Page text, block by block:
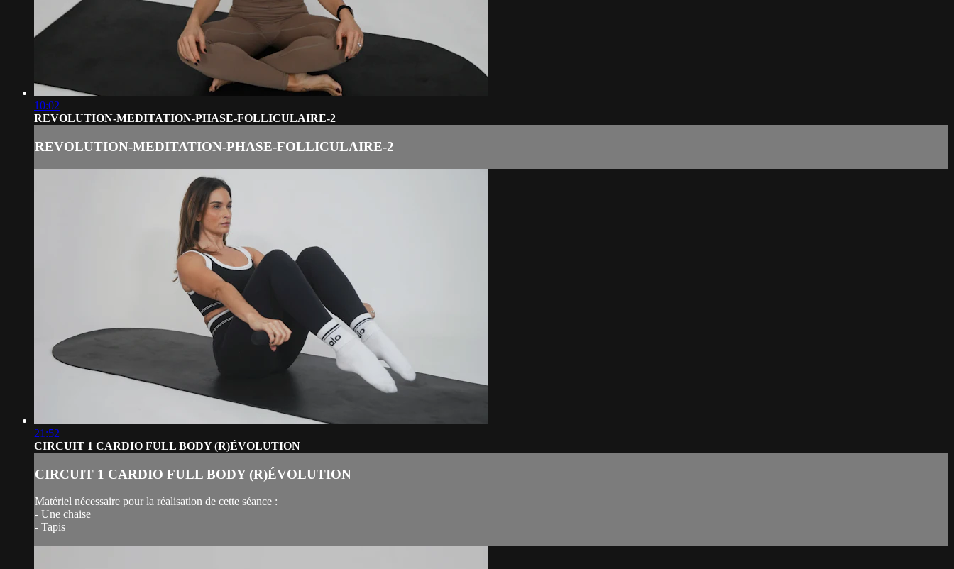
10:02
REVOLUTION-MEDITATION-PHASE-FOLLICULAIRE-2
REVOLUTION-MEDITATION-PHASE-FOLLICULAIRE-2
21:52
CIRCUIT 1 CARDIO FULL BODY (R)ÉVOLUTION
CIRCUIT 1 CARDIO FULL BODY (R)ÉVOLUTION
Matériel nécessaire pour la réalisation de cette séance :
- Une chaise
- Tapis